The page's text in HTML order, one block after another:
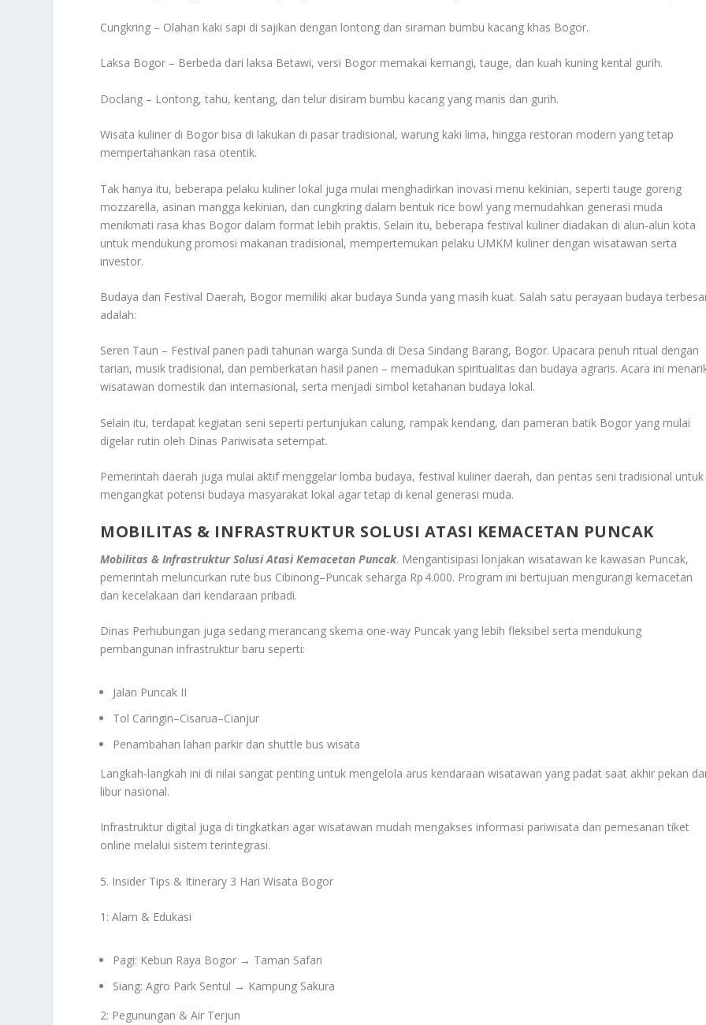
Cungkring – Olahan kaki sapi di sajikan dengan lontong dan siraman bumbu kacang khas Bogor.
Laksa Bogor – Berbeda dari laksa Betawi, versi Bogor memakai kemangi, tauge, dan kuah kuning kental gurih.
Doclang – Lontong, tahu, kentang, dan telur disiram bumbu kacang yang manis dan gurih.
Wisata kuliner di Bogor bisa di lakukan di pasar tradisional, warung kaki lima, hingga restoran modern yang tetap
mempertahankan rasa otentik.
Tak hanya itu, beberapa pelaku kuliner lokal juga mulai menghadirkan inovasi menu kekinian, seperti tauge goreng
mozzarella, asinan mangga kekinian, dan cungkring dalam bentuk rice bowl yang memudahkan generasi muda
menikmati rasa khas Bogor dalam format lebih praktis. Selain itu, beberapa festival kuliner diadakan di alun-alun kota
untuk mendukung promosi makanan tradisional, mempertemukan pelaku UMKM kuliner dengan wisatawan serta
investor.
Budaya dan Festival Daerah, Bogor memiliki akar budaya Sunda yang masih kuat. Salah satu perayaan budaya
adalah:
Seren Taun – Festival panen padi tahunan warga Sunda di Desa Sindang Barang, Bogor. Upacara penuh ritual dengan
tarian, musik tradisional, dan pemberkatan hasil panen – memadukan spiritualitas dan budaya agraris. Acara ini
wisatawan domestik dan internasional, serta menjadi simbol ketahanan budaya lokal.
Selain itu, terdapat kegiatan seni seperti pertunjukan calung, rampak kendang, dan pameran batik Bogor yang mulai
digelar rutin oleh Dinas Pariwisata setempat.
Pemerintah daerah juga mulai aktif menggelar lomba budaya, festival kuliner daerah, dan pentas seni tradisional untuk
mengangkat potensi budaya masyarakat lokal agar tetap di kenal generasi muda.
MOBILITAS & INFRASTRUKTUR SOLUSI ATASI KEMACETAN PUNCAK
Mobilitas & Infrastruktur Solusi Atasi Kemacetan Puncak. Mengantisipasi lonjakan wisatawan ke kawasan Puncak,
pemerintah meluncurkan rute bus Cibinong–Puncak seharga Rp 4.000. Program ini bertujuan mengurangi kemacetan
dan kecelakaan dari kendaraan pribadi.
Dinas Perhubungan juga sedang merancang skema one-way Puncak yang lebih fleksibel serta mendukung
pembangunan infrastruktur baru seperti:
Jalan Puncak II
Tol Caringin–Cisarua–Cianjur
Penambahan lahan parkir dan shuttle bus wisata
Langkah-langkah ini di nilai sangat penting untuk mengelola arus kendaraan wisatawan yang padat saat akhir pekan
libur nasional.
Infrastruktur digital juga di tingkatkan agar wisatawan mudah mengakses informasi pariwisata dan pemesanan tiket
online melalui sistem terintegrasi.
5. Insider Tips & Itinerary 3 Hari Wisata Bogor
1: Alam & Edukasi
Pagi: Kebun Raya Bogor → Taman Safari
Siang: Agro Park Sentul → Kampung Sakura
2: Pegunungan & Air Terjun